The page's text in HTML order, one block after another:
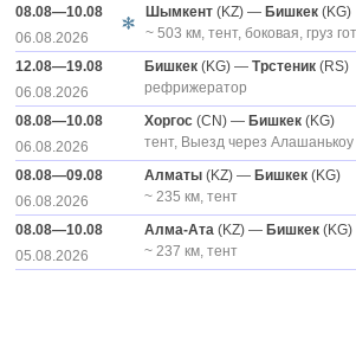
08.08—10.08
Шымкент (KZ) — Бишкек (KG)
06.08.2026
~ 503 км, тент, боковая, груз
12.08—19.08
Бишкек (KG) — Трстеник (RS)
06.08.2026
рефрижератор
08.08—10.08
Хоргос (CN) — Бишкек (KG)
06.08.2026
08.08—09.08
Алматы (KZ) — Бишкек (KG)
06.08.2026
~ 235 км, тент
08.08—10.08
Алма-Ата (KZ) — Бишкек (KG)
05.08.2026
~ 237 км, тент